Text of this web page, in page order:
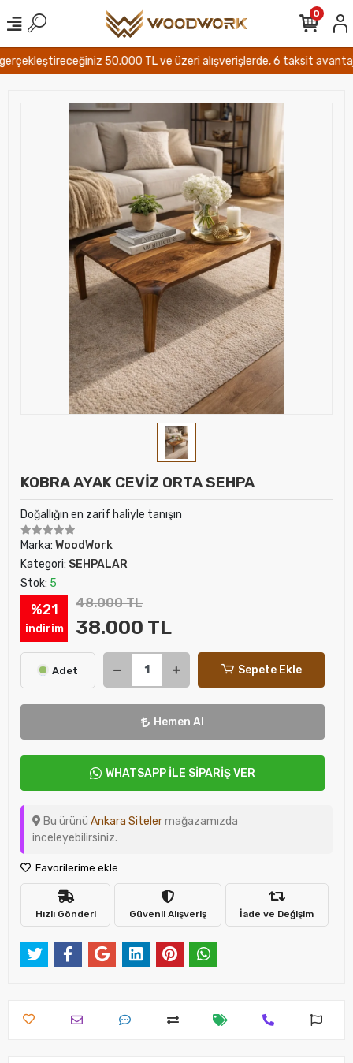
50.000 TL ve üzeri alışverişlerde, 6 taksit avantajı
0
KOBRA AYAK CEVİZ ORTA SEHPA
Doğallığın en zarif haliyle tanışın
Marka: WoodWork
Kategori: SEHPALAR
Stok: 5
%21
indirim
48.000 TL
38.000 TL
Adet Sepete Ekle
Hemen Al
WHATSAPP İLE SİPARİŞ VER
Bu ürünü Ankara Sitelermağazamızda
inceleyebilirsiniz.
Favorilerime ekle
Hızlı Gönderi Güvenli Alışveriş İade ve Değişim